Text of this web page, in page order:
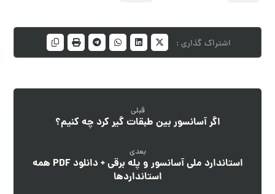
قبلی
اگر آسانسور بین طبقات گیر کرد چه کنیم؟
بعدی
استاندارد ملی آسانسور و پله برقی + دانلود PDF همه
استانداردها